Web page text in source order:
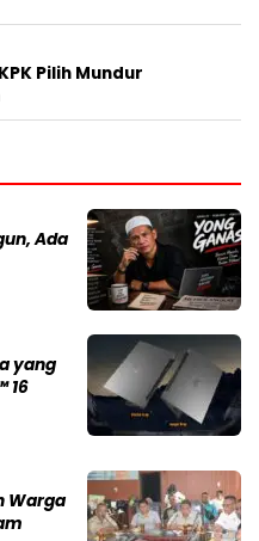
Pilih Mundur
Ada
yang
16
Warga